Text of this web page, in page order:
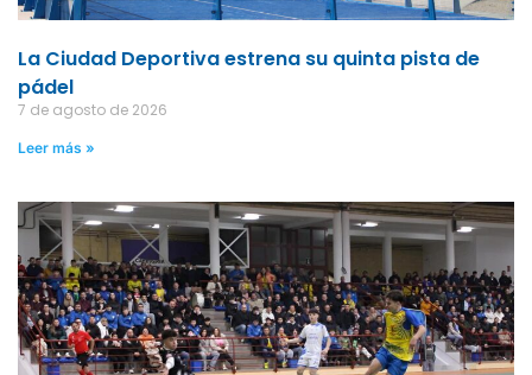
La Ciudad Deportiva estrena su quinta pista de
pádel
7 de agosto de 2026
Leer más »